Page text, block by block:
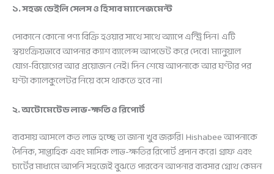
১. সহজ ডেইলি সেলস ও হিসাব ম্যানেজমেন্ট
দোকানে কোনো পণ্য বিক্রি হওয়ার সাথে সাথে অ্যাপে এন্ট্রি দিন। এটি
স্বয়ংক্রিয়ভাবে আপনার ক্যাশ ব্যালেন্স আপডেট করে দেবে। ম্যানুয়াল
যোগ-বিয়োগের আর প্রয়োজন নেই। দিন শেষে আপনাকে আর ঘণ্টার পর
ঘণ্টা ক্যালকুলেটর নিয়ে বসে থাকতে হবে না।
২. অটোমেটেড লাভ-ক্ষতি ও রিপোর্ট
ব্যবসায় আসলে কত লাভ হচ্ছে তা জানা খুব জরুরি। Hishabee আপনাকে
দৈনিক, সাপ্তাহিক এবং মাসিক লাভ-ক্ষতির রিপোর্ট প্রদান করে। গ্রাফ এবং
চার্টের মাধ্যমে আপনি সহজেই বুঝতে পারবেন আপনার ব্যবসার গ্রোথ কেমন